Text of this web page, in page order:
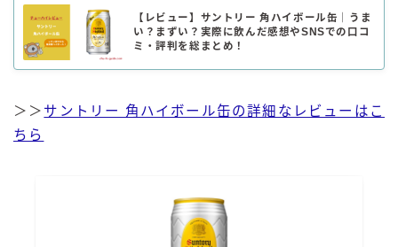
【レビュー】サントリー 角ハイボール缶｜うま
い？まずい？実際に飲んだ感想やSNSでの口コ
ミ・評判を総まとめ！
＞＞ サントリー 角ハイボール缶の詳細なレビューはこ
ちら